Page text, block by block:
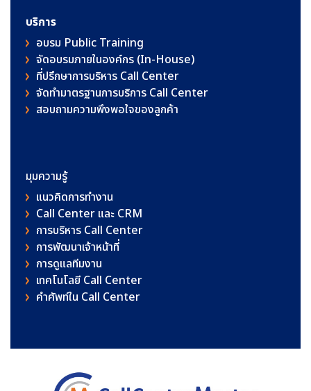
บริการ
อบรม Public Training
จัดอบรมภายในองค์กร (In-House)
ที่ปรึกษาการบริหาร Call Center
จัดทำมาตรฐานการบริการ Call Center
สอบถามความพึงพอใจของลูกค้า
มุมความรู้
แนวคิดการทำงาน
Call Center และ CRM
การบริหาร Call Center
การพัฒนาเจ้าหน้าที่
การดูแลทีมงาน
เทคโนโลยี Call Center
คําศัพท์ใน Call Center